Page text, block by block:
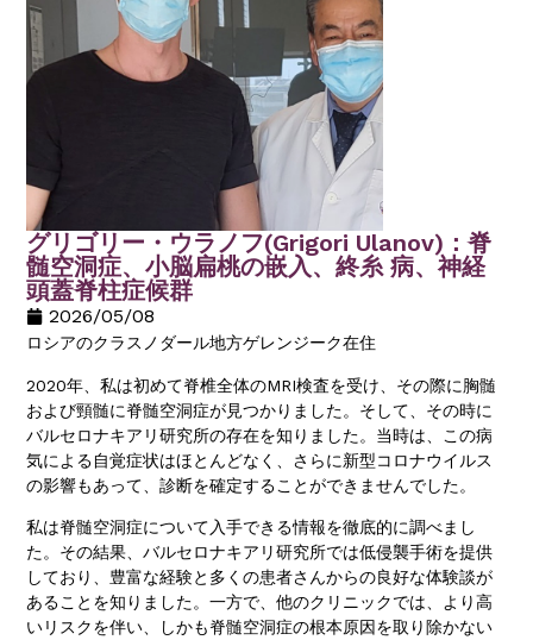
グリゴリー・ウラノフ(Grigori Ulanov)：脊
髄空洞症、小脳扁桃の嵌入、終糸 病、神経
頭蓋脊柱症候群
2026/05/08
ロシアのクラスノダール地方ゲレンジーク在住
2020年、私は初めて脊椎全体のMRI検査を受け、その際に胸髄
および頸髄に脊髄空洞症が見つかりました。そして、その時に
バルセロナキアリ研究所の存在を知りました。当時は、この病
気による自覚症状はほとんどなく、さらに新型コロナウイルス
の影響もあって、診断を確定することができませんでした。
私は脊髄空洞症について入手できる情報を徹底的に調べまし
た。その結果、バルセロナキアリ研究所では低侵襲手術を提供
しており、豊富な経験と多くの患者さんからの良好な体験談が
あることを知りました。一方で、他のクリニックでは、より高
いリスクを伴い、しかも脊髄空洞症の根本原因を取り除かない